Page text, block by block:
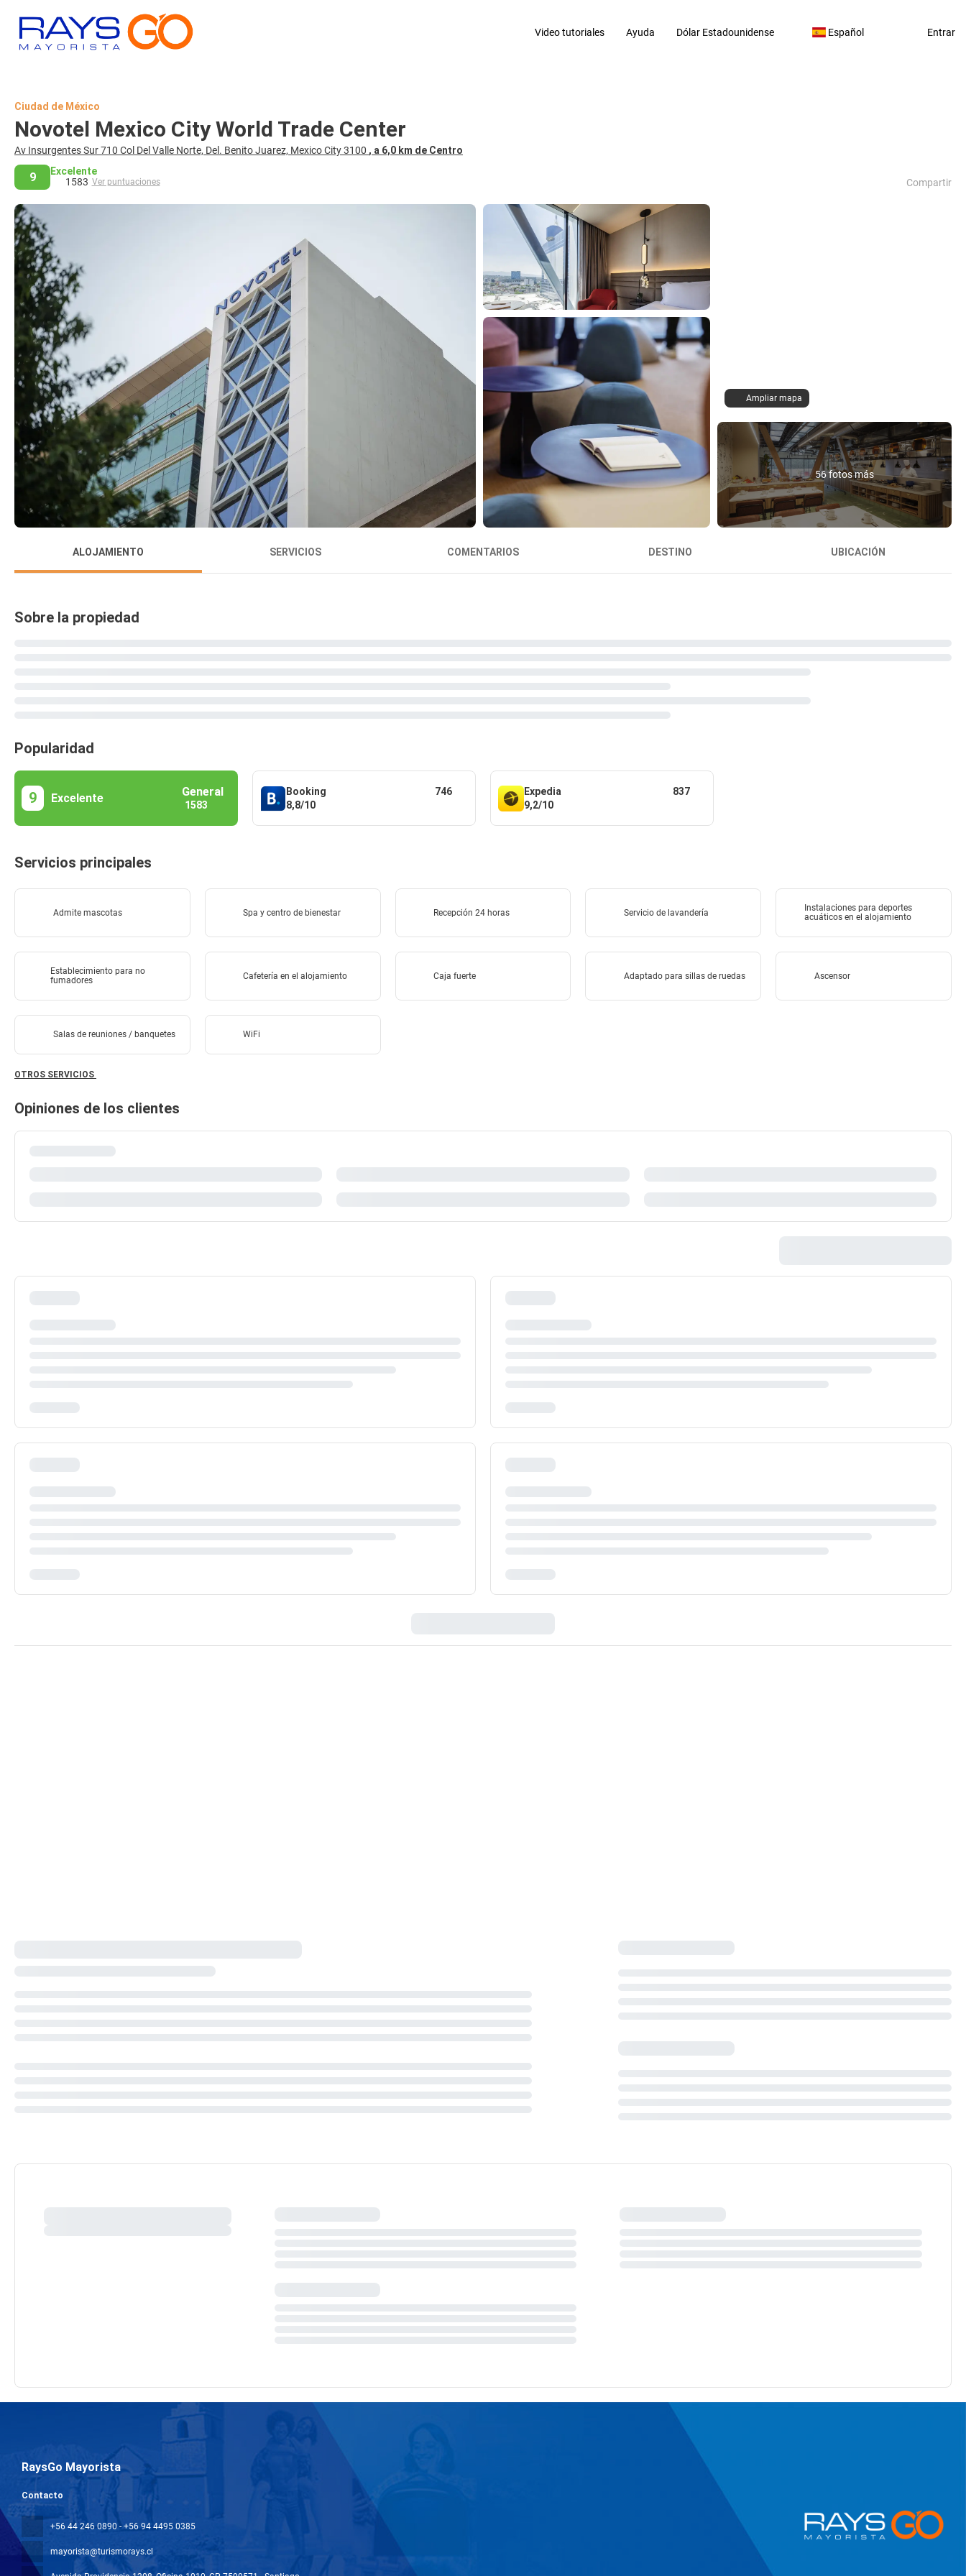
Video tutoriales Ayuda Dólar Estadounidense Español Entrar
Ciudad de México
Novotel Mexico City World Trade Center
Av Insurgentes Sur 710 Col Del Valle Norte, Del. Benito Juarez, Mexico City 3100 , a 6,0 km de Centro
9
Excelente
1583 Ver puntuaciones Compartir
Ampliar mapa
56 fotos más
ALOJAMIENTO SERVICIOS COMENTARIOS DESTINO UBICACIÓN
Sobre la propiedad
Popularidad
9 Excelente General
1583
Booking
8,8/10
746
Expedia
9,2/10
837
Servicios principales
Admite mascotas Spa y centro de bienestar Recepción 24 horas Servicio de lavandería
Instalaciones para deportes
acuáticos en el alojamiento
Establecimiento para no
fumadores
Cafetería en el alojamiento Caja fuerte Adaptado para sillas de ruedas Ascensor
Salas de reuniones / banquetes WiFi
OTROS SERVICIOS
Opiniones de los clientes
RaysGo Mayorista
Contacto
+56 44 246 0890 - +56 94 4495 0385
mayorista@turismorays.cl